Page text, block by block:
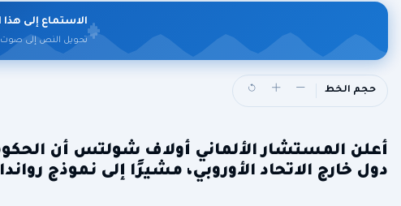
الاستماع إلى هذا
تحويل النص إلى
حجم الخط
أعلن المستشار الألماني أولاف شولتس أن
دول خارج الاتحاد الأوروبي، مشيرًا إلى نموذج